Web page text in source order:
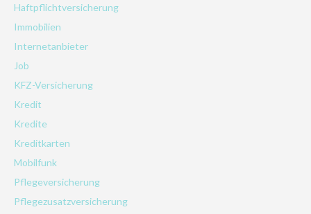
Haftpflichtversicherung
Immobilien
Internetanbieter
Job
KFZ-Versicherung
Kredit
Kredite
Kreditkarten
Mobilfunk
Pflegeversicherung
Pflegezusatzversicherung